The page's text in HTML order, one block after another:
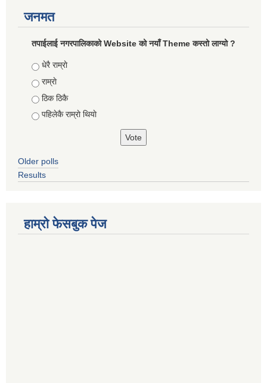
जनमत
तपाईलाई नगरपालिकाको Website को नयाँ Theme कस्तो लाग्यो ?
Choices
धेरै राम्राे
राम्राे
ठिक ठिकै
पहिलेकै राम्राे थियाे
Older polls
Results
हाम्राे फेसबुक पेज